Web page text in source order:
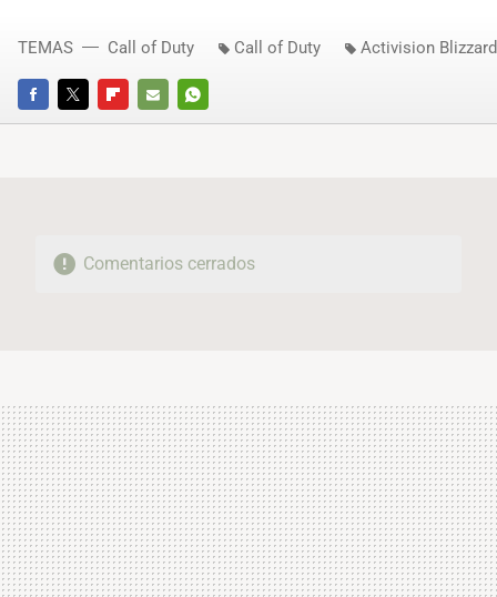
FACEBOOKTWITTERFLIPBOARD
E-
WHATSAPP
TEMAS Call of Duty Call of Duty Activision Blizzard
Comentarios cerrados